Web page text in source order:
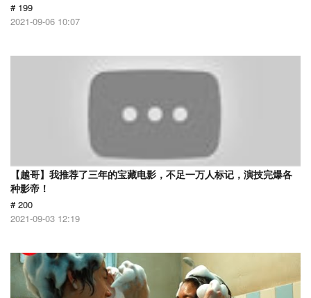
# 199
2021-09-06 10:07
【越哥】我推荐了三年的宝藏电影，不足一万人标记，演技完爆各
种影帝！
# 200
2021-09-03 12:19